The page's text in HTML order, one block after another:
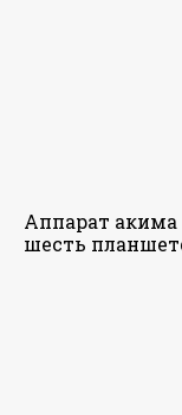
Аппарат акима
шесть